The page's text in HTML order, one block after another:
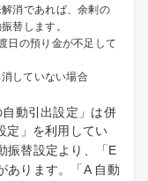
消であれば、余剰の
替します。
日の預り金が不足して
していない場合
動引出設定」は併
定」を利用してい
振替設定より、「E
あります。「A 自動